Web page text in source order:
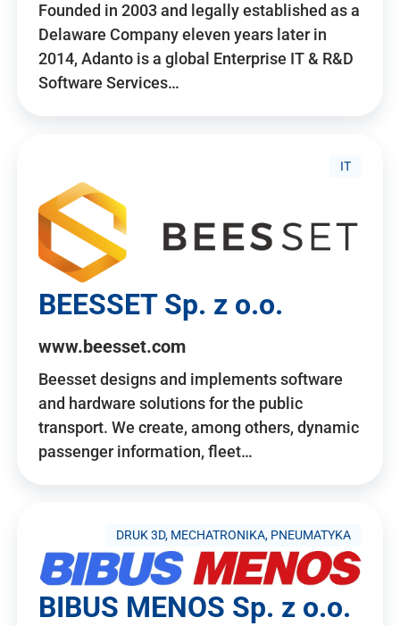
Founded in 2003 and legally established as a
Delaware Company eleven years later in
2014, Adanto is a global Enterprise IT & R&D
Software Services…
IT
BEESSET Sp. z o.o.
www.beesset.com
Beesset designs and implements software
and hardware solutions for the public
transport. We create, among others, dynamic
passenger information, fleet…
DRUK 3D, MECHATRONIKA, PNEUMATYKA
BIBUS MENOS Sp. z o.o.